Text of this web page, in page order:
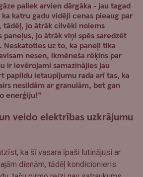
paliek arvien dārgāka - jau tagad
katru gadu vidēji cenas pieaug par
tādēļ, jo ātrāk cilvēki nolems
paneļus, jo ātrāk viņi spēs saredzēt
Neskatoties uz to, ka paneļi tika
nesen, ikmēneša rēķins par
ir ievērojami samazinājies jau
papildu ietaupījumu rada arī tas, ka
nesildām ar granulām, bet gan
enerģiju!”
veido elektrības uzkrājumu
ka šī vasara īpaši lutinājusi ar
dienām, tādēļ kondicionieris